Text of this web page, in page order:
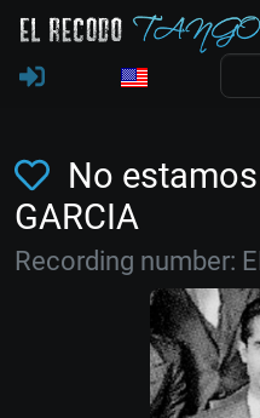
No
GARCIA
Recording number: